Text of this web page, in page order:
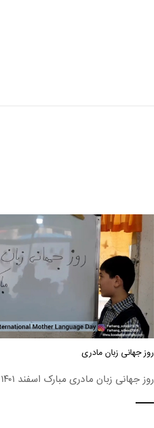
روز جهانی زبان مادری
روز جهانی زبان مادری مبارک اسفند ۱۴۰۱